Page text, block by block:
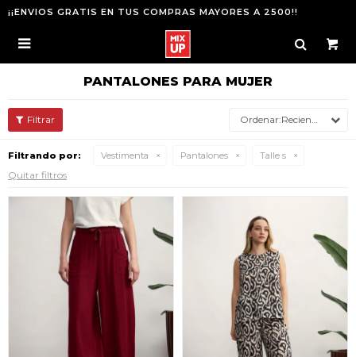
¡¡ENVIOS GRATIS EN TUS COMPRAS MAYORES A 2500!!

PANTALONES PARA MUJER
Recientes
Filtrando por: Vestimenta Pantalones Talle s
Quitar filtros